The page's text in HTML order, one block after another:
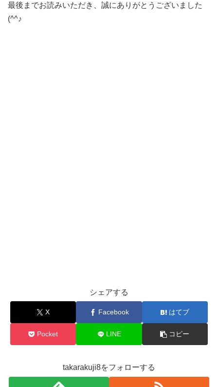
最後までお読みいただき、誠にありがとうございました
(^^♪
シェアする
X Facebook はてブ
Pocket LINE コピー
takarakuji8をフォローする